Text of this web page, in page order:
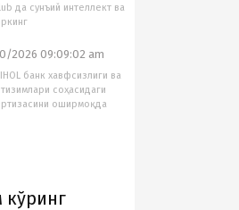
да сунъий интеллект ва
2026 09:09:02 am
банк хавфсизлиги ва
тизимлари соҳасидаги
оширмоқда
кўринг